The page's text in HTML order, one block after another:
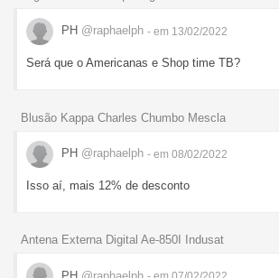
PH @raphaelph - em 13/02/2022
Será que o Americanas e Shop time TB?
Blusão Kappa Charles Chumbo Mescla
PH @raphaelph - em 08/02/2022
Isso aí, mais 12% de desconto
Antena Externa Digital Ae-850I Indusat